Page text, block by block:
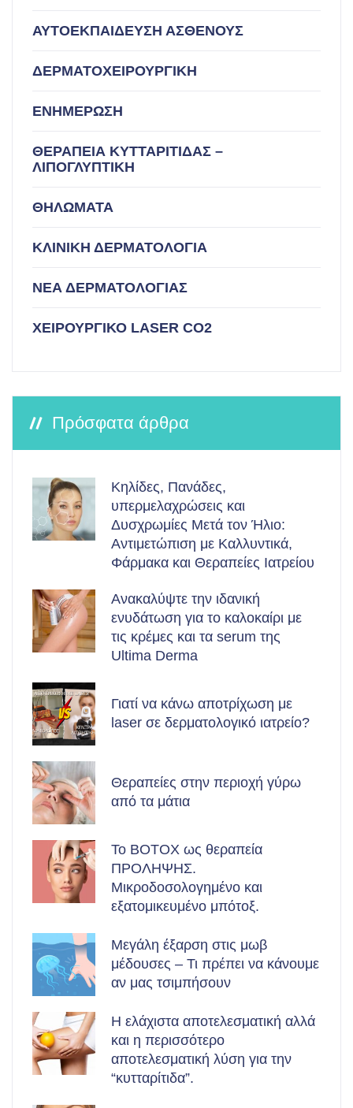
ΑΥΤΟΕΚΠΑΙΔΕΥΣΗ ΑΣΘΕΝΟΥΣ
ΔΕΡΜΑΤΟΧΕΙΡΟΥΡΓΙΚΗ
ΕΝΗΜΕΡΩΣΗ
ΘΕΡΑΠΕΙΑ ΚΥΤΤΑΡΙΤΙΔΑΣ –
ΛΙΠΟΓΛΥΠΤΙΚΗ
ΘΗΛΩΜΑΤΑ
ΚΛΙΝΙΚΗ ΔΕΡΜΑΤΟΛΟΓΙΑ
ΝΕΑ ΔΕΡΜΑΤΟΛΟΓΙΑΣ
ΧΕΙΡΟΥΡΓΙΚΟ LASER CO2
Πρόσφατα άρθρα
Κηλίδες, Πανάδες,
υπερμελαχρώσεις και
Δυσχρωμίες Μετά τον Ήλιο:
Αντιμετώπιση με Καλλυντικά,
Φάρμακα και Θεραπείες Ιατρείου
Ανακαλύψτε την ιδανική
ενυδάτωση για το καλοκαίρι με
τις κρέμες και τα serum της
Ultima Derma
Γιατί να κάνω αποτρίχωση με
laser σε δερματολογικό ιατρείο?
Θεραπείες στην περιοχή γύρω
από τα μάτια
Το BOTOX ως θεραπεία
ΠΡΟΛΗΨΗΣ.
Μικροδοσολογημένο και
εξατομικευμένο μπότοξ.
Μεγάλη έξαρση στις μωβ
μέδουσες – Τι πρέπει να κάνουμε
αν μας τσιμπήσουν
Η ελάχιστα αποτελεσματική αλλά
και η περισσότερο
αποτελεσματική λύση για την
“κυτταρίτιδα”.